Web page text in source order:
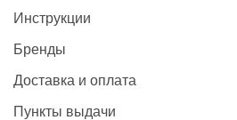
Инструкции
Бренды
Доставка и оплата
Пункты выдачи